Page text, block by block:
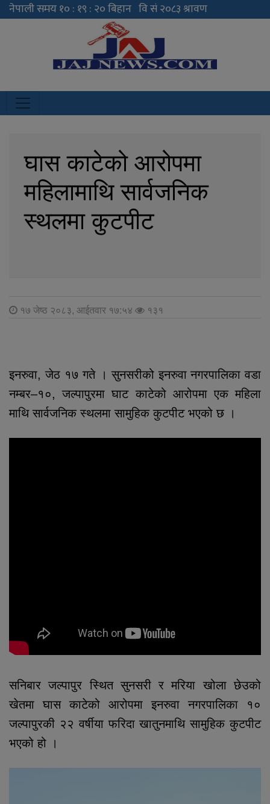
घास काटेको आरोपमा
महिलामाथि सार्वजनिक
स्थलमा कुटपीट
१७ जेष्ठ २०८३, आईतवार १७:५४ १३१
इनरुवा, जेठ १७ गते । सुनसरीको इनरुवा नगरपालिका वडा
नम्बर–१०, जल्पापुरमा घाट काटेको आरोपमा एक महिला
माथि सार्वजनिक स्थलमा सामुहिक कुटपीट भएको छ ।
सनिबार जल्पापुर स्थित सुनसरी र मरिया खोला छेउको
खेतमा घास काटेको आरोपमा इनरुवा नगरपालिका १०
जल्पापुरकी २२ वर्षीया फरिदा खातुनमाथि सामुहिक कुटपीट
भएको हो ।